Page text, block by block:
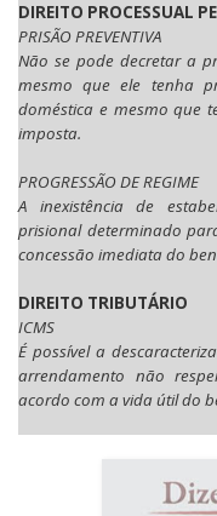
DIREITO PROCESSUAL
PRISÃO PREVENTIVA
Não se pode decretar a
mesmo que ele tenha
doméstica e mesmo que
imposta.
PROGRESSÃO DE REGIME
A inexistência de
prisional determinado
concessão imediata do
DIREITO TRIBUTÁRIO
ICMS
É possível a
arrendamento não
acordo com a vida útil do